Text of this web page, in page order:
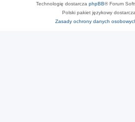
Technologię dostarcza phpBB® Forum
Polski pakiet językowy dostarcza
Zasady ochrony danych